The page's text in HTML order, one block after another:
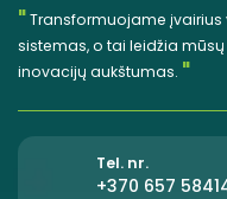
"Transformuojame
sistemas, o tai leidžia
inovacijų aukštumas. "
Tel. nr.
+370 657